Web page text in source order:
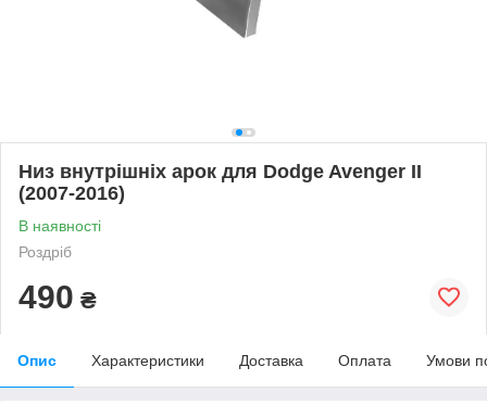
Низ внутрішніх арок для Dodge Avenger II
(2007-2016)
В наявності
Роздріб
490 ₴
Опис Характеристики Доставка Оплата Умови